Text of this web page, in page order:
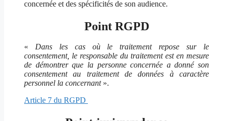
concernée et des spécificités de son audience.
Point RGPD
« Dans les cas où le traitement repose sur le
consentement, le responsable du traitement est en mesure
de démontrer que la personne concernée a donné son
consentement au traitement de données à caractère
personnel la concernant ».
Article 7 du RGPD